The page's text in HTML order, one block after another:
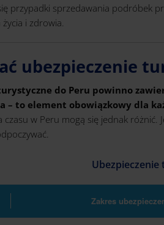
przypadki sprzedawania podróbek
i zdrowia.
ubezpieczenie
do Peru powinno
– to element obowiązkowy dla
czasu w Peru mogą się jednak
Zakres